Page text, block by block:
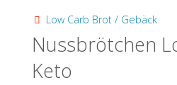
Low Carb Brot / Gebäck
Nussbrötchen
Keto